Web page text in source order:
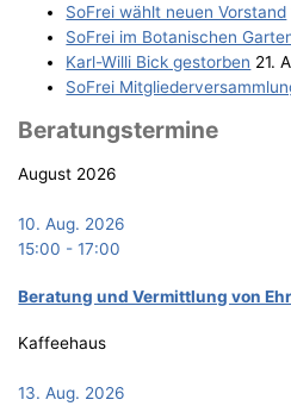
SoFrei wählt neu­en Vorstand
SoFrei im Bota­ni­schen
Karl-Wil­li Bick gestorben 21.
SoFrei
Bera­tungs­ter­mi­ne
August 2026
10. Aug. 2026
15:00 -17:00
Bera­tung und Ver­mitt­lung von
Kaffeehaus
13. Aug. 2026